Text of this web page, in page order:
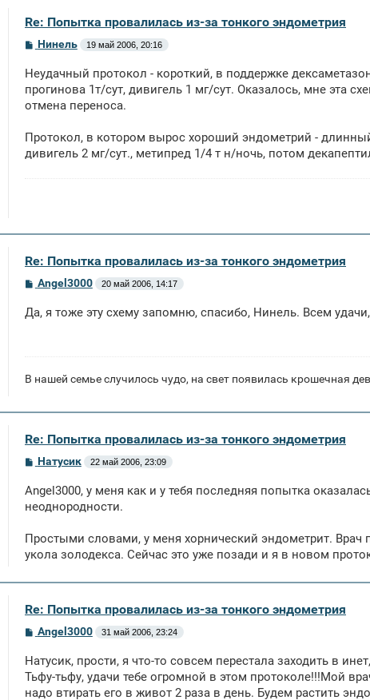
Re: Попытка провалилась из-за тонкого эндометрия
С
б
щ
е
н
Нинель 19 май 2006, 20:16
Неудачный протокол - короткий, в поддержке
прогинова 1т/сут, дивигель 1 мг/сут. Оказалось, мне эта
отмена переноса.
Протокол, в котором вырос хороший эндометрий -
дивигель 2 мг/сут., метипред 1/4 т н/ночь, потом
Re: Попытка провалилась из-за тонкого эндометрия
С
б
Angel3000 20 май 2006, 14:17
Да, я тоже эту схему запомню, спасибо, Нинель. Всем
В нашей семье случилось чудо, на свет появилась крошечная
Re: Попытка провалилась из-за тонкого эндометрия
С
б
щ
и
Натусик 22 май 2006, 23:09
Angel3000, у меня как и у тебя последняя попытка
неоднородности.
Простыми словами, у меня хорнический эндометрит.
укола золодекса. Сейчас это уже позади и я в новом
Re: Попытка провалилась из-за тонкого эндометрия
С
б
щ
н
Angel3000 31 май 2006, 23:24
Натусик, прости, я что-то совсем перестала заходить в
Тьфу-тьфу, удачи тебе огромной в этом протоколе!!!Мой
надо втирать его в живот 2 раза в день. Будем растить